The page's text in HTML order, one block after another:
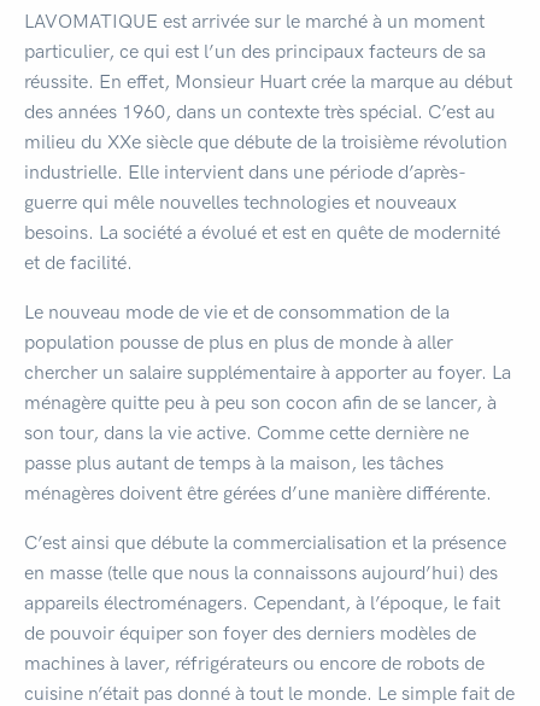
LAVOMATIQUE est arrivée sur le marché à un moment
particulier, ce qui est l’un des principaux facteurs de sa
réussite. En effet, Monsieur Huart crée la marque au début
des années 1960, dans un contexte très spécial. C’est au
milieu du XXe siècle que débute de la troisième révolution
industrielle. Elle intervient dans une période d’après-
guerre qui mêle nouvelles technologies et nouveaux
besoins. La société a évolué et est en quête de modernité
et de facilité.
Le nouveau mode de vie et de consommation de la
population pousse de plus en plus de monde à aller
chercher un salaire supplémentaire à apporter au foyer. La
ménagère quitte peu à peu son cocon afin de se lancer, à
son tour, dans la vie active. Comme cette dernière ne
passe plus autant de temps à la maison, les tâches
ménagères doivent être gérées d’une manière différente.
C’est ainsi que débute la commercialisation et la présence
en masse (telle que nous la connaissons aujourd’hui) des
appareils électroménagers. Cependant, à l’époque, le fait
de pouvoir équiper son foyer des derniers modèles de
machines à laver, réfrigérateurs ou encore de robots de
cuisine n’était pas donné à tout le monde. Le simple fait de